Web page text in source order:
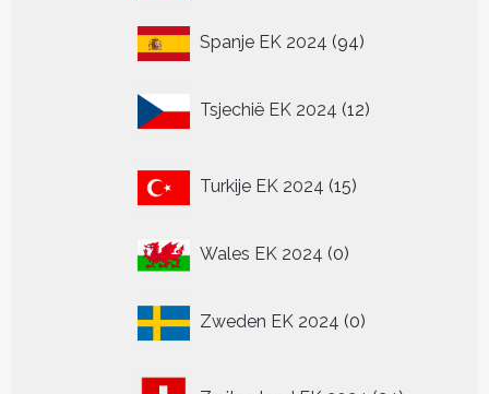
Spanje EK 2024 9494
Tsjechië EK 2024 12
producten
Turkije EK 2024 15
producten
Wales EK 2024 00
Zweden EK 2024 0
producten